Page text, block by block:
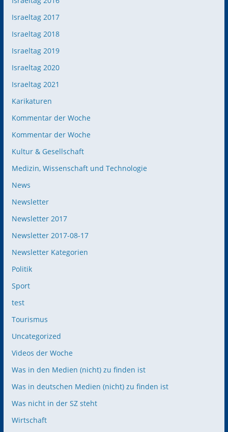
Israeltag 2017
Israeltag 2018
Israeltag 2019
Israeltag 2020
Israeltag 2021
Karikaturen
Kommentar der Woche
Kommentar der Woche
Kultur & Gesellschaft
Medizin, Wissenschaft und Technologie
News
Newsletter
Newsletter 2017
Newsletter 2017-08-17
Newsletter Kategorien
Politik
Sport
test
Tourismus
Uncategorized
Videos der Woche
Was in den Medien (nicht) zu finden ist
Was in deutschen Medien (nicht) zu finden ist
Was nicht in der SZ steht
Wirtschaft